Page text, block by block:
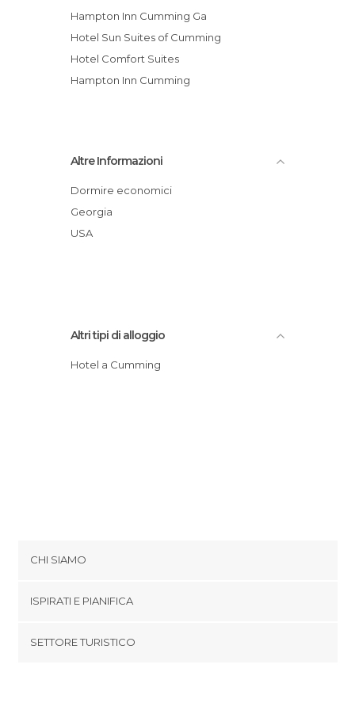
Hampton Inn Cumming Ga
Hotel Sun Suites of Cumming
Hotel Comfort Suites
Hampton Inn Cumming
Altre Informazioni
Dormire economici
Georgia
USA
Altri tipi di alloggio
Hotel a Cumming
CHI SIAMO
Termini e Condizioni
ISPIRATI E PIANIFICA
SETTORE TURISTICO